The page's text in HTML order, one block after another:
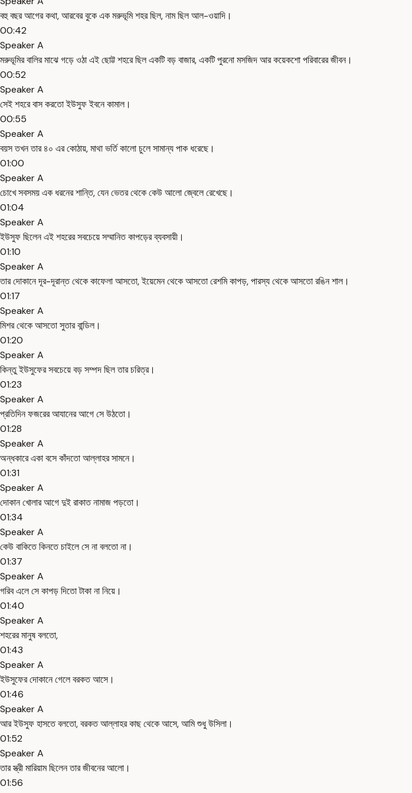
বহু বছর আগের কথা, আরবের বুকে এক মরুভূমি শহর ছিল, নাম ছিল আল-ওয়াদি।
00:42
Speaker A
মরুভূমির বালির মাঝে গড়ে ওঠা এই ছোট্ট শহরে ছিল একটি বড় বাজার, একটি পুরনো মসজিদ আর কয়েকশো পরিবারের জীবন।
00:52
Speaker A
সেই শহরে বাস করতো ইউসুফ ইবনে কামাল।
00:55
Speaker A
বয়স তখন তার ৪০ এর কোঠায়, মাথা ভর্তি কালো চুলে সামান্য পাক ধরেছে।
01:00
Speaker A
চোখে সবসময় এক ধরনের শান্তি, যেন ভেতর থেকে কেউ আলো জ্বেলে রেখেছে।
01:04
Speaker A
ইউসুফ ছিলেন এই শহরের সবচেয়ে সম্মানিত কাপড়ের ব্যবসায়ী।
01:10
Speaker A
তার দোকানে দূর-দূরান্ত থেকে কাফেলা আসতো, ইয়েমেন থেকে আসতো রেশমি কাপড়, পারস্য থেকে আসতো রঙিন শাল।
01:17
Speaker A
মিশর থেকে আসতো সুতার বান্ডিল।
01:20
Speaker A
কিন্তু ইউসুফের সবচেয়ে বড় সম্পদ ছিল তার চরিত্র।
01:23
Speaker A
প্রতিদিন ফজরের আযানের আগে সে উঠতো।
01:28
Speaker A
অন্ধকারে একা বসে কাঁদতো আল্লাহর সামনে।
01:31
Speaker A
দোকান খোলার আগে দুই রাকাত নামাজ পড়তো।
01:34
Speaker A
কেউ বাকিতে কিনতে চাইলে সে না বলতো না।
01:37
Speaker A
গরিব এলে সে কাপড় দিতো টাকা না নিয়ে।
01:40
Speaker A
শহরের মানুষ বলতো,
01:43
Speaker A
ইউসুফের দোকানে গেলে বরকত আসে।
01:46
Speaker A
আর ইউসুফ হাসতে বলতো, বরকত আল্লাহর কাছ থেকে আসে, আমি শুধু উসিলা।
01:52
Speaker A
তার স্ত্রী মারিয়াম ছিলেন তার জীবনের আলো।
01:56